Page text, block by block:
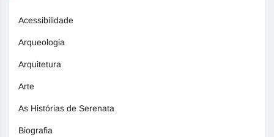
Acessibilidade
Arqueologia
Arquitetura
Arte
As Histórias de Serenata
Biografia